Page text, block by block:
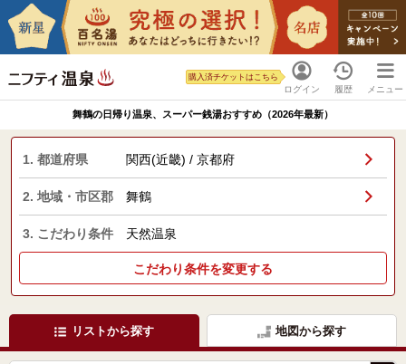
ログイン
購入済チケットはこちら
履歴 メニュー
舞鶴の日帰り温泉、スーパー銭湯おすすめ（2026年最新）
1. 都道府県 関西(近畿) / 京都府
2. 地域・市区郡 舞鶴
3. こだわり条件 天然温泉
こだわり条件を変更する
リストから探す 地図から探す